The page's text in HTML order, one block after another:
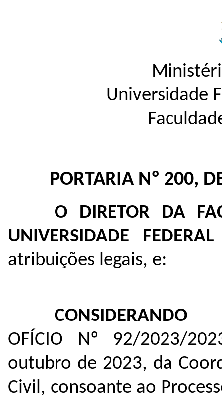
Universidade
PORTARIA Nº 200,
O DIRETOR DA
UNIVERSIDADE
atribuições legais, e:
CONSIDERANDO
OFÍCIO Nº 92/2023/
outubro de 2023, da
Civil, consoante ao